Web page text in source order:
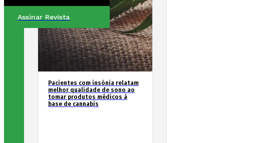
Assinar Revista
Pacientes com insónia relatam
melhor qualidade de sono ao
tomar produtos médicos à
base de cannabis